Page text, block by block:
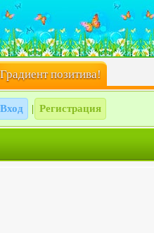
Градиент позитива!
Вход Регистрация